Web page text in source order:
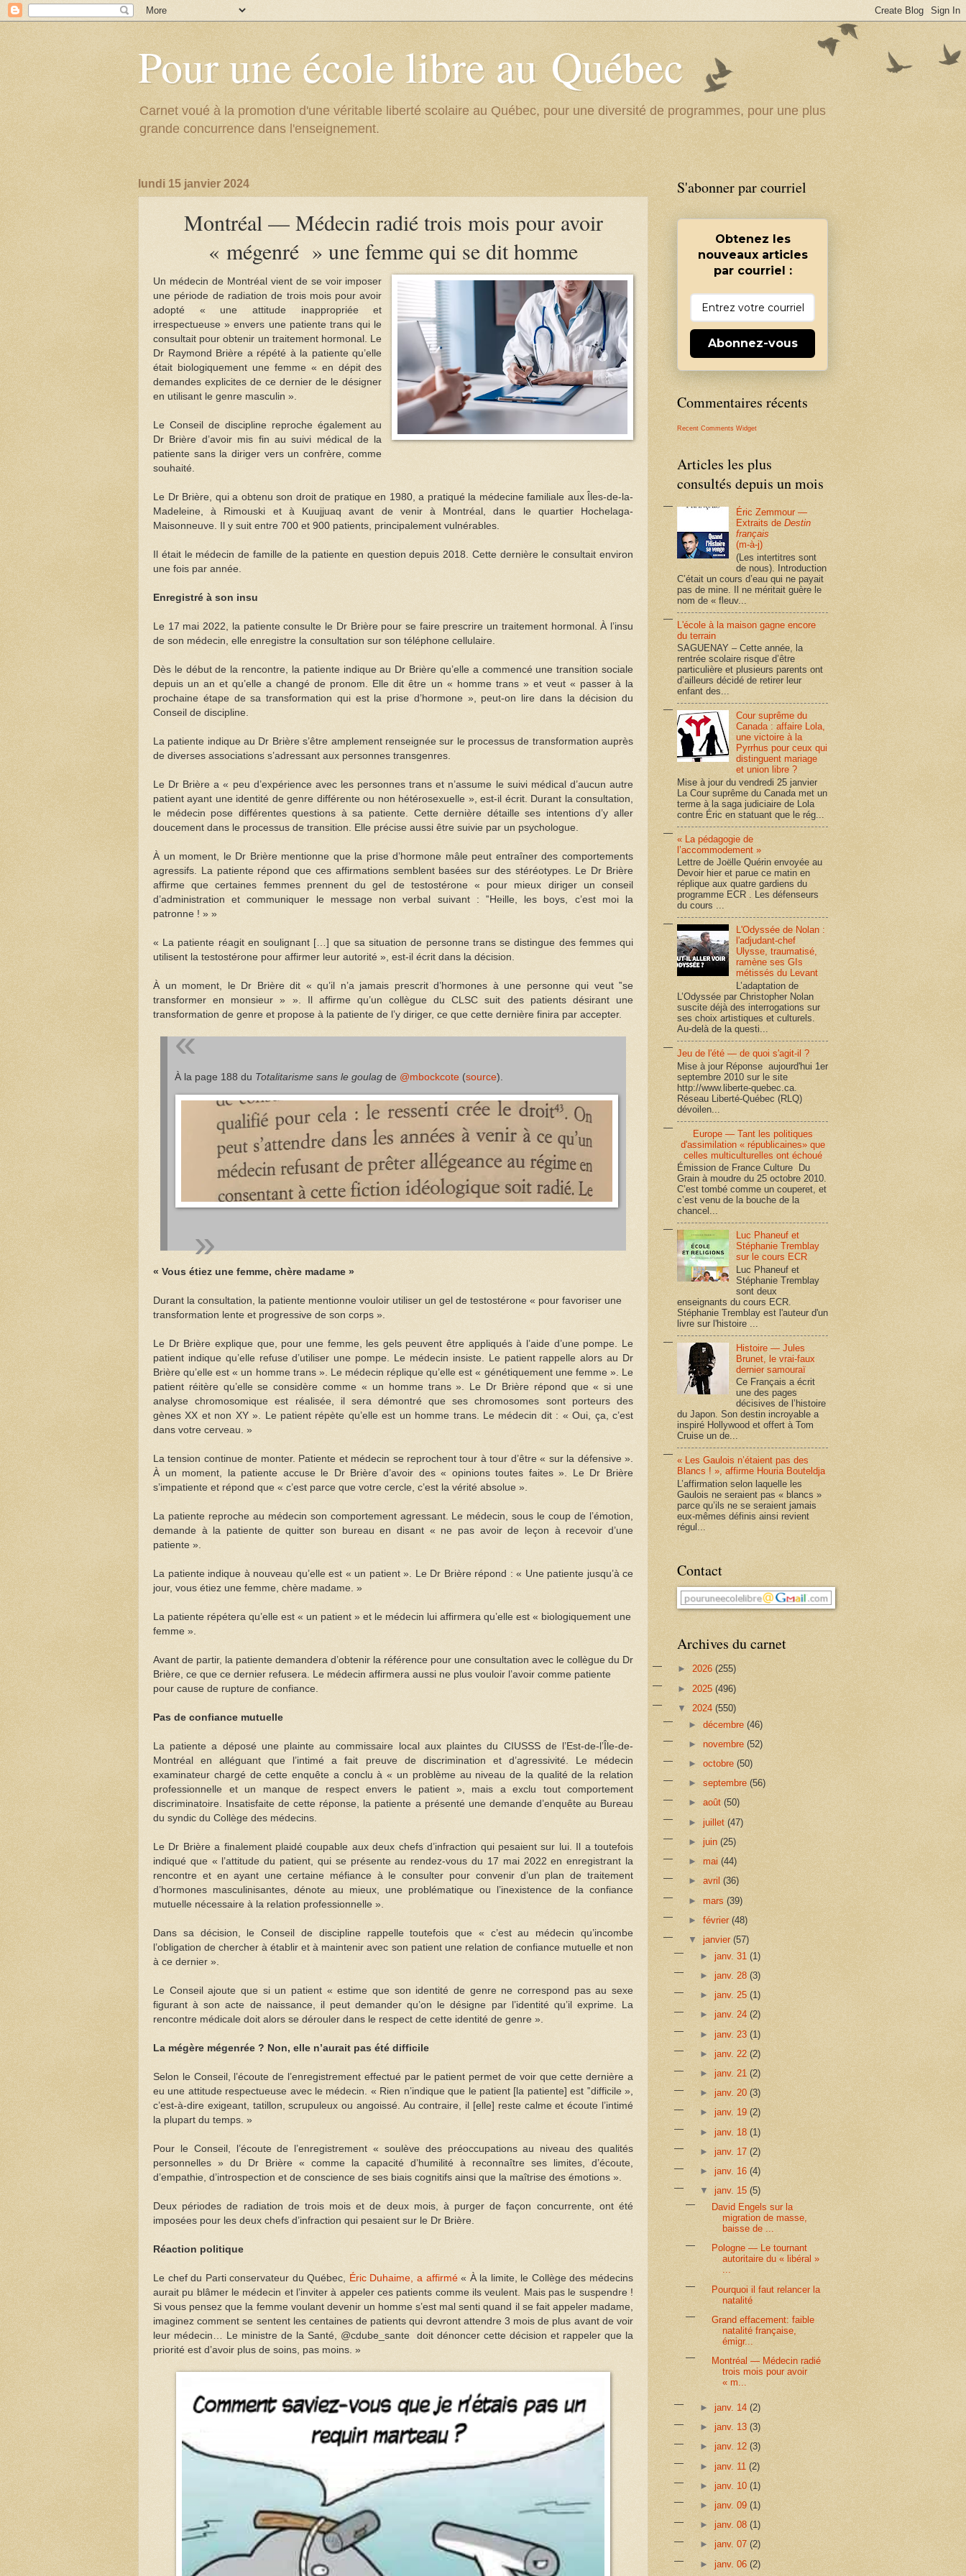
Pour une école libre au Québec
Carnet voué à la promotion d'une véritable liberté scolaire au Québec, pour une diversité de programmes, pour une plus
grande concurrence dans l'enseignement.
lundi 15 janvier 2024
Montréal — Médecin radié trois mois pour avoir
« mégenré » une femme qui se dit homme
Un médecin de Montréal vient de se voir imposer
une période de radiation de trois mois pour avoir
adopté « une attitude inappropriée et
irrespectueuse » envers une patiente trans qui le
consultait pour obtenir un traitement hormonal. Le
Dr Raymond Brière a répété à la patiente qu’elle
était biologiquement une femme « en dépit des
demandes explicites de ce dernier de le désigner
en utilisant le genre masculin ».
Le Conseil de discipline reproche également au
Dr Brière d’avoir mis fin au suivi médical de la
patiente sans la diriger vers un confrère, comme
souhaité.
Le Dr Brière, qui a obtenu son droit de pratique en 1980, a pratiqué la médecine familiale aux Îles-de-la-
Madeleine, à Rimouski et à Kuujjuaq avant de venir à Montréal, dans le quartier Hochelaga-
Maisonneuve. Il y suit entre 700 et 900 patients, principalement vulnérables.
Il était le médecin de famille de la patiente en question depuis 2018. Cette dernière le consultait environ
une fois par année.
Enregistré à son insu
Le 17 mai 2022, la patiente consulte le Dr Brière pour se faire prescrire un traitement hormonal. À l’insu
de son médecin, elle enregistre la consultation sur son téléphone cellulaire.
Dès le début de la rencontre, la patiente indique au Dr Brière qu’elle a commencé une transition sociale
depuis un an et qu’elle a changé de pronom. Elle dit être un « homme trans » et veut « passer à la
prochaine étape de sa transformation qui est la prise d’hormone », peut-on lire dans la décision du
Conseil de discipline.
La patiente indique au Dr Brière s’être amplement renseignée sur le processus de transformation auprès
de diverses associations s’adressant aux personnes transgenres.
Le Dr Brière a « peu d’expérience avec les personnes trans et n’assume le suivi médical d’aucun autre
patient ayant une identité de genre différente ou non hétérosexuelle », est-il écrit. Durant la consultation,
le médecin pose différentes questions à sa patiente. Cette dernière détaille ses intentions d’y aller
doucement dans le processus de transition. Elle précise aussi être suivie par un psychologue.
À un moment, le Dr Brière mentionne que la prise d’hormone mâle peut entraîner des comportements
agressifs. La patiente répond que ces affirmations semblent basées sur des stéréotypes. Le Dr Brière
affirme que certaines femmes prennent du gel de testostérone « pour mieux diriger un conseil
d’administration et communiquer le message non verbal suivant : ‟Heille, les boys, c’est moi la
patronne ! » »
« La patiente réagit en soulignant […] que sa situation de personne trans se distingue des femmes qui
utilisent la testostérone pour affirmer leur autorité », est-il écrit dans la décision.
À un moment, le Dr Brière dit « qu’il n’a jamais prescrit d’hormones à une personne qui veut ‟se
transformer en monsieur » ». Il affirme qu’un collègue du CLSC suit des patients désirant une
transformation de genre et propose à la patiente de l’y diriger, ce que cette dernière finira par accepter.
À la page 188 du Totalitarisme sans le goulag de @mbockcote (source).
« Vous étiez une femme, chère madame »
Durant la consultation, la patiente mentionne vouloir utiliser un gel de testostérone « pour favoriser une
transformation lente et progressive de son corps ».
Le Dr Brière explique que, pour une femme, les gels peuvent être appliqués à l’aide d’une pompe. Le
patient indique qu’elle refuse d’utiliser une pompe. Le médecin insiste. Le patient rappelle alors au Dr
Brière qu’elle est « un homme trans ». Le médecin réplique qu’elle est « génétiquement une femme ». Le
patient réitère qu’elle se considère comme « un homme trans ». Le Dr Brière répond que « si une
analyse chromosomique est réalisée, il sera démontré que ses chromosomes sont porteurs des
gènes XX et non XY ». Le patient répète qu’elle est un homme trans. Le médecin dit : « Oui, ça, c’est
dans votre cerveau. »
La tension continue de monter. Patiente et médecin se reprochent tour à tour d’être « sur la défensive ».
À un moment, la patiente accuse le Dr Brière d’avoir des « opinions toutes faites ». Le Dr Brière
s’impatiente et répond que « c’est parce que votre cercle, c’est la vérité absolue ».
La patiente reproche au médecin son comportement agressant. Le médecin, sous le coup de l’émotion,
demande à la patiente de quitter son bureau en disant « ne pas avoir de leçon à recevoir d’une
patiente ».
La patiente indique à nouveau qu’elle est « un patient ». Le Dr Brière répond : « Une patiente jusqu’à ce
jour, vous étiez une femme, chère madame. »
La patiente répétera qu’elle est « un patient » et le médecin lui affirmera qu’elle est « biologiquement une
femme ».
Avant de partir, la patiente demandera d’obtenir la référence pour une consultation avec le collègue du Dr
Brière, ce que ce dernier refusera. Le médecin affirmera aussi ne plus vouloir l’avoir comme patiente
pour cause de rupture de confiance.
Pas de confiance mutuelle
La patiente a déposé une plainte au commissaire local aux plaintes du CIUSSS de l’Est-de-l’Île-de-
Montréal en alléguant que l’intimé a fait preuve de discrimination et d’agressivité. Le médecin
examinateur chargé de cette enquête a conclu à « un problème au niveau de la qualité de la relation
professionnelle et un manque de respect envers le patient », mais a exclu tout comportement
discriminatoire. Insatisfaite de cette réponse, la patiente a présenté une demande d’enquête au Bureau
du syndic du Collège des médecins.
Le Dr Brière a finalement plaidé coupable aux deux chefs d’infraction qui pesaient sur lui. Il a toutefois
indiqué que « l’attitude du patient, qui se présente au rendez-vous du 17 mai 2022 en enregistrant la
rencontre et en ayant une certaine méfiance à le consulter pour convenir d’un plan de traitement
d’hormones masculinisantes, dénote au mieux, une problématique ou l’inexistence de la confiance
mutuelle nécessaire à la relation professionnelle ».
Dans sa décision, le Conseil de discipline rappelle toutefois que « c’est au médecin qu’incombe
l’obligation de chercher à établir et à maintenir avec son patient une relation de confiance mutuelle et non
à ce dernier ».
Le Conseil ajoute que si un patient « estime que son identité de genre ne correspond pas au sexe
figurant à son acte de naissance, il peut demander qu’on le désigne par l’identité qu’il exprime. La
rencontre médicale doit alors se dérouler dans le respect de cette identité de genre ».
La mégère mégenrée ? Non, elle n’aurait pas été difficile
Selon le Conseil, l’écoute de l’enregistrement effectué par le patient permet de voir que cette dernière a
eu une attitude respectueuse avec le médecin. « Rien n’indique que le patient [la patiente] est ‟difficile »,
c’est-à-dire exigeant, tatillon, scrupuleux ou angoissé. Au contraire, il [elle] reste calme et écoute l’intimé
la plupart du temps. »
Pour le Conseil, l’écoute de l’enregistrement « soulève des préoccupations au niveau des qualités
personnelles » du Dr Brière « comme la capacité d’humilité à reconnaître ses limites, d’écoute,
d’empathie, d’introspection et de conscience de ses biais cognitifs ainsi que la maîtrise des émotions ».
Deux périodes de radiation de trois mois et de deux mois, à purger de façon concurrente, ont été
imposées pour les deux chefs d’infraction qui pesaient sur le Dr Brière.
Réaction politique
Le chef du Parti conservateur du Québec, Éric Duhaime, a affirmé« À la limite, le Collège des médecins
aurait pu blâmer le médecin et l’inviter à appeler ces patients comme ils veulent. Mais pas le suspendre !
Si vous pensez que la femme voulant devenir un homme s’est mal senti quand il se fait appeler madame,
imaginez comment se sentent les centaines de patients qui devront attendre 3 mois de plus avant de voir
leur médecin… Le ministre de la Santé, @cdube_sante doit dénoncer cette décision et rappeler que la
priorité est d’avoir plus de soins, pas moins. »
S'abonner par courriel
Obtenez les
nouveaux articles
par courriel :
Abonnez-vous
Commentaires récents
Recent Comments Widget
Articles les plus
consultés depuis un mois
Éric Zemmour —
Extraits deDestin
français
(m-à-j)
(Les intertitres sont
de nous). Introduction
C’était un cours d’eau qui ne payait
pas de mine. Il ne méritait guère le
nom de « fleuv...
L'école à la maison gagne encore
du terrain
SAGUENAY – Cette année, la
rentrée scolaire risque d’être
particulière et plusieurs parents ont
d’ailleurs décidé de retirer leur
enfant des...
Cour suprême du
Canada : affaire Lola,
une victoire à la
Pyrrhus pour ceux qui
distinguent mariage
et union libre ?
Mise à jour du vendredi 25 janvier
La Cour suprême du Canada met un
terme à la saga judiciaire de Lola
contre Éric en statuant que le rég...
« La pédagogie de
l’accommodement »
Lettre de Joëlle Quérin envoyée au
Devoir hier et parue ce matin en
réplique aux quatre gardiens du
programme ECR . Les défenseurs
du cours ...
L'Odyssée de Nolan :
l'adjudant-chef
Ulysse, traumatisé,
ramène ses GIs
métissés du Levant
L’adaptation de
L’Odyssée par Christopher Nolan
suscite déjà des interrogations sur
ses choix artistiques et culturels.
Au-delà de la questi...
Jeu de l'été — de quoi s'agit-il ?
Mise à jour Réponse aujourd'hui 1er
septembre 2010 sur le site
http://www.liberte-quebec.ca.
Réseau Liberté-Québec (RLQ)
dévoilen...
Europe — Tant les politiques
d'assimilation « républicaines» que
celles multiculturelles ont échoué
Émission de France Culture Du
Grain à moudre du 25 octobre 2010.
C’est tombé comme un couperet, et
c’est venu de la bouche de la
chancel...
Luc Phaneuf et
Stéphanie Tremblay
sur le cours ECR
Luc Phaneuf et
Stéphanie Tremblay
sont deux
enseignants du cours ECR.
Stéphanie Tremblay est l'auteur d'un
livre sur l'histoire ...
Histoire — Jules
Brunet, le vrai-faux
dernier samouraï
Ce Français a écrit
une des pages
décisives de l’histoire
du Japon. Son destin incroyable a
inspiré Hollywood et offert à Tom
Cruise un de...
« Les Gaulois n’étaient pas des
Blancs ! », affirme Houria Bouteldja
L’affirmation selon laquelle les
Gaulois ne seraient pas « blancs »
parce qu’ils ne se seraient jamais
eux-mêmes définis ainsi revient
régul...
Contact
Archives du carnet
► 2026 (255)
► 2025 (496)
▼ 2024 (550)
►décembre(46)
► novembre(52)
►octobre(50)
►septembre(56)
►août(50)
►juillet(47)
►juin(25)
► mai(44)
►avril(36)
►mars(39)
►février(48)
▼janvier(57)
► janv. 31 (1)
► janv. 28 (3)
► janv. 25 (1)
► janv. 24 (2)
► janv. 23 (1)
► janv. 22 (2)
► janv. 21 (2)
► janv. 20 (3)
► janv. 19 (2)
► janv. 18 (1)
► janv. 17 (2)
► janv. 16 (4)
▼ janv. 15 (5)
David Engels sur la
migration de masse,
baisse de ...
Pologne — Le tournant
autoritaire du « libéral »
...
Pourquoi il faut relancer la
natalité
Grand effacement: faible
natalité française,
émigr...
Montréal — Médecin radié
trois mois pour avoir
« m...
► janv. 14 (2)
► janv. 13 (3)
► janv. 12 (3)
► janv. 11 (2)
► janv. 10 (1)
► janv. 09 (1)
► janv. 08 (1)
► janv. 07 (2)
► janv. 06 (2)